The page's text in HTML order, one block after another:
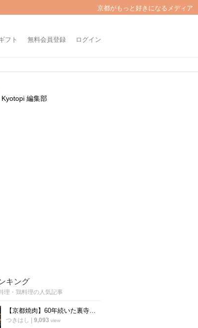
京都がもっと好きになるメディア
フト 無料会員登録 ログイン
Kyotopi 編集部
キング
理・鶏料理の人気記事
【京都焼肉】60年続いた裏寺町の名店を受け継ぐ 昔ながらのホルモン焼肉「三吉」
つきはし 9,093 view